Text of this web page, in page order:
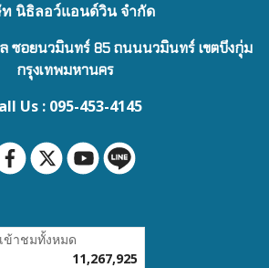
นิธิลอว์แอนด์วิน จำกัด
ซอยนวมินทร์ 85 ถนนนวมินทร์ เขตบึงกุ่ม
กรุงเทพมหานคร
Us : 095-453-4145
ข้าชมทั้งหมด
11,267,925